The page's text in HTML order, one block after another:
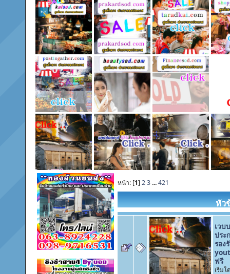
หน้า: [1] 23...421
หัว
เวบ
ประ
รอง
ฟรี
เริ่ม